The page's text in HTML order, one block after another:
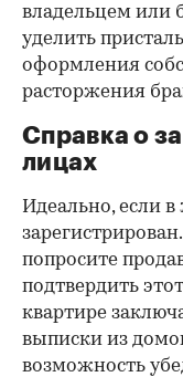
владельцем или
уделить
оформления
расторжения
Справка о
лицах
Идеально, если
попросите
подтвердить
квартире
выписки из
возможность